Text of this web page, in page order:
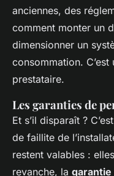
anciennes, des
comment monter un
dimensionner un
consommation.
prestataire.
Les garanties de
Et s’il disparaît ?
de faillite de
restent valables :
revanche, la garantie